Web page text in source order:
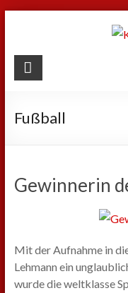
springen
Kathrin
Sport
Privat
Fußball
Gewinnerin
Mit der Aufnahme in
Lehmann ein
wurde die weltklasse